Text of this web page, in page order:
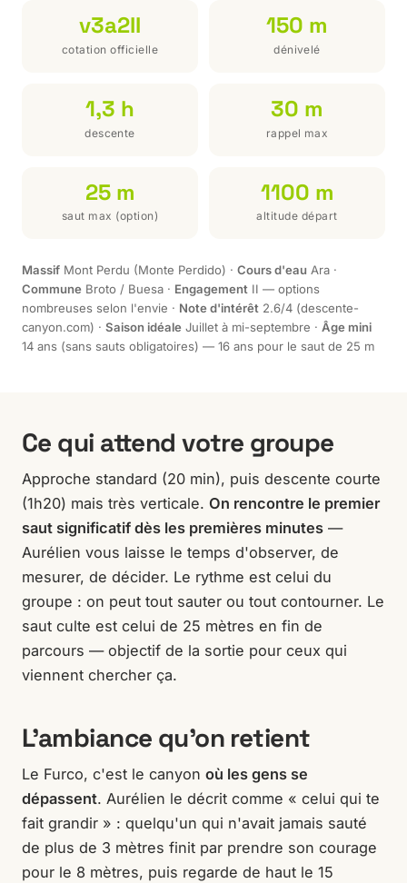
v3a2II
cotation officielle
150 m
dénivelé
1,3 h
descente
30 m
rappel max
25 m
saut max (option)
1100 m
altitude départ
Massif Mont Perdu (Monte Perdido) · Cours d'eau Ara ·
Commune Broto / Buesa · Engagement II — options
nombreuses selon l'envie · Note d'intérêt 2.6/4 (descente-
canyon.com) · Saison idéale Juillet à mi-septembre · Âge mini
14 ans (sans sauts obligatoires) — 16 ans pour le saut de 25 m
Ce qui attend votre groupe
Approche standard (20 min), puis descente courte
(1h20) mais très verticale. On rencontre le premier
saut significatif dès les premières minutes —
Aurélien vous laisse le temps d'observer, de
mesurer, de décider. Le rythme est celui du
groupe : on peut tout sauter ou tout contourner. Le
saut culte est celui de 25 mètres en fin de
parcours — objectif de la sortie pour ceux qui
viennent chercher ça.
L'ambiance qu'on retient
Le Furco, c'est le canyon où les gens se
dépassent. Aurélien le décrit comme « celui qui te
fait grandir » : quelqu'un qui n'avait jamais sauté
de plus de 3 mètres finit par prendre son courage
pour le 8 mètres, puis regarde de haut le 15